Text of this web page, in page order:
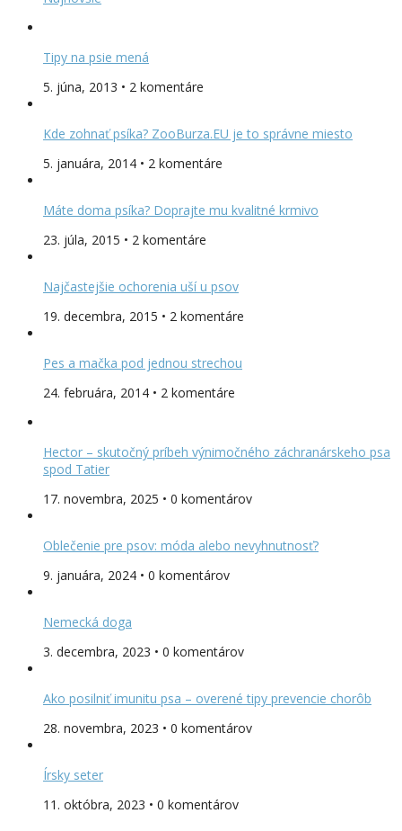
Tipy na psie mená
5. júna, 2013 • 2 komentáre
Kde zohnať psíka? ZooBurza.EU je to správne miesto
5. januára, 2014 • 2 komentáre
Máte doma psíka? Doprajte mu kvalitné krmivo
23. júla, 2015 • 2 komentáre
Najčastejšie ochorenia uší u psov
19. decembra, 2015 • 2 komentáre
Pes a mačka pod jednou strechou
24. februára, 2014 • 2 komentáre
Hector – skutočný príbeh výnimočného záchranárskeho psa
spod Tatier
17. novembra, 2025 • 0 komentárov
Oblečenie pre psov: móda alebo nevyhnutnosť?
9. januára, 2024 • 0 komentárov
Nemecká doga
3. decembra, 2023 • 0 komentárov
Ako posilniť imunitu psa – overené tipy prevencie chorôb
28. novembra, 2023 • 0 komentárov
Írsky seter
11. októbra, 2023 • 0 komentárov